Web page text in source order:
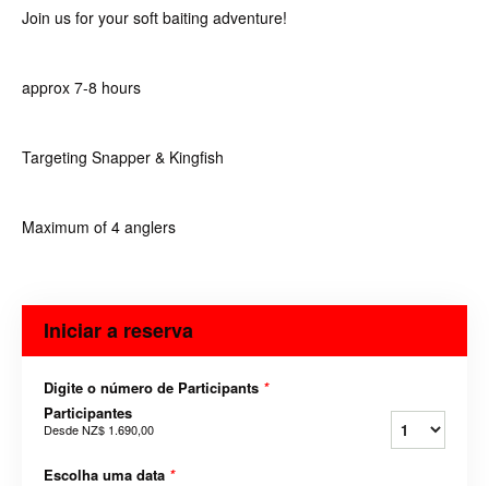
Join us for your soft baiting adventure!
approx 7-8 hours
Targeting Snapper & Kingfish
Maximum of 4 anglers
Iniciar a reserva
Digite o número de Participants *
Participantes
DesdeNZ$ 1.690,00
Escolha uma data *